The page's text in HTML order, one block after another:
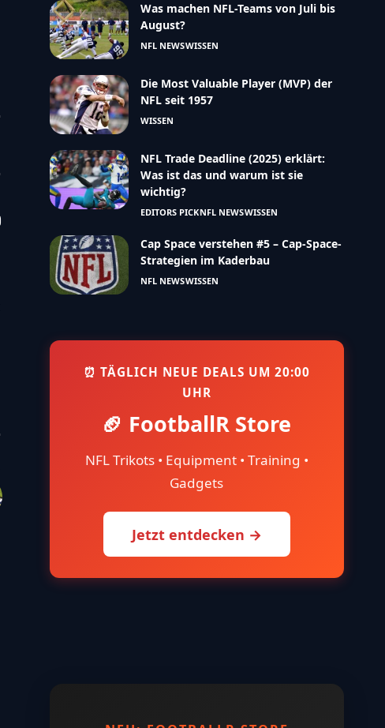
Was machen NFL-Teams von Juli bis
August?
NFL NEWSWISSEN
Die Most Valuable Player (MVP) der
NFL seit 1957
WISSEN
NFL Trade Deadline (2025) erklärt:
Was ist das und warum ist sie
wichtig?
EDITORS PICKNFL NEWSWISSEN
Cap Space verstehen #5 – Cap-Space-
Strategien im Kaderbau
NFL NEWSWISSEN
⏰ TÄGLICH NEUE DEALS UM 20:00
UHR
🏈 FootballR Store
NFL Trikots • Equipment • Training •
Gadgets
Jetzt entdecken →